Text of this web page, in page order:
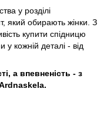
у розділі
який обирають жінки. З
купити спідницю
у кожній деталі - від
а впевненість - з
Ardnaskela.